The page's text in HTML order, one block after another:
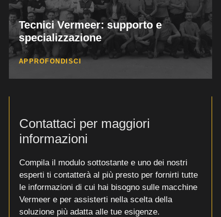
Tecnici Vermeer: supporto e
specializzazione
APPROFONDISCI
Personale preparato per ogni progetto.
Formazione continua, interventi mirati, soluzioni
reali.
Presenti al vostro fianco.
Contattaci per maggiori
informazioni
Compila il modulo sottostante e uno dei nostri
esperti ti contatterà al più presto per fornirti tutte
le informazioni di cui hai bisogno sulle macchine
Vermeer e per assisterti nella scelta della
soluzione più adatta alle tue esigenze.